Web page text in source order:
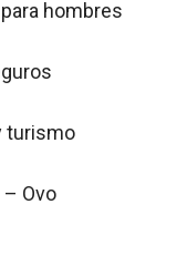
hombres
turismo
– Ovo